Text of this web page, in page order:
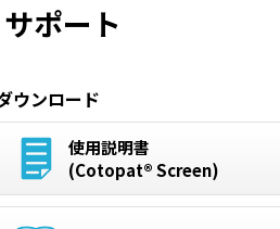
ポート
ウンロード
使用説明書
(Cotopat® Screen)